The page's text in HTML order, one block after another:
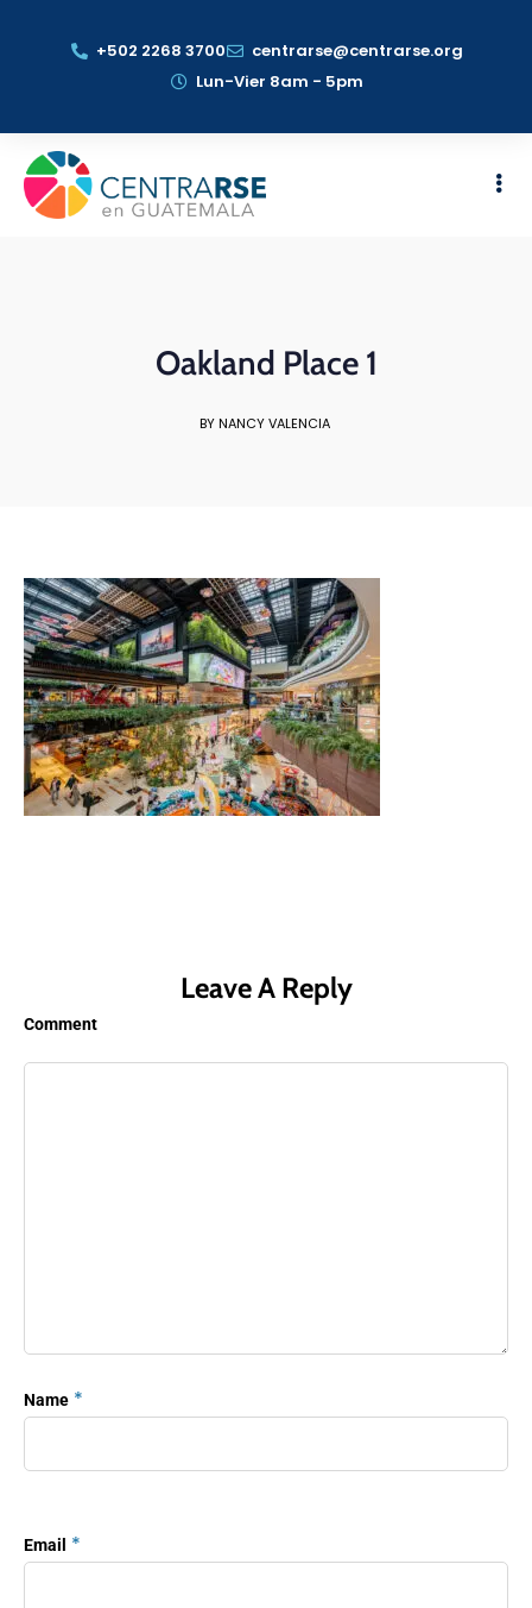
+502 2268 3700
centrarse@centrarse.org
Lun-Vier 8am - 5pm
Oakland Place 1
BY NANCY VALENCIA
Leave A Reply
Comment
Name *
Email *